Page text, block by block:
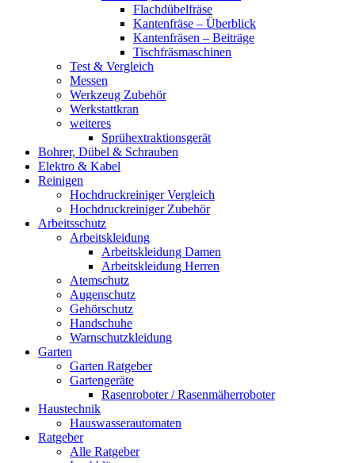
Flachdübelfräse
Kantenfräse – Überblick
Kantenfräsen – Beiträge
Tischfräsmaschinen
Test & Vergleich
Messen
Werkzeug Zubehör
Werkstattkran
weiteres
Sprühextraktionsgerät
Bohrer, Dübel & Schrauben
Elektro & Kabel
Reinigen
Hochdruckreiniger Vergleich
Hochdruckreiniger Zubehör
Arbeitsschutz
Arbeitskleidung
Arbeitskleidung Damen
Arbeitskleidung Herren
Atemschutz
Augenschutz
Gehörschutz
Handschuhe
Warnschutzkleidung
Garten
Garten Ratgeber
Gartengeräte
Rasenroboter / Rasenmäherroboter
Haustechnik
Hauswasserautomaten
Ratgeber
Alle Ratgeber